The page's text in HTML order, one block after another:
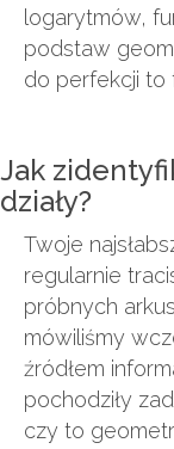
logarytmów,
podstaw
do perfekcji to
Jak
działy?
Twoje
regularnie
próbnych
mówiliśmy
źródłem
pochodziły
czy to